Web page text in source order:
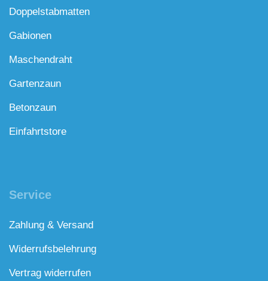
Doppelstabmatten
Gabionen
Maschendraht
Gartenzaun
Betonzaun
Einfahrtstore
Service
Zahlung & Versand
Widerrufsbelehrung
Vertrag widerrufen